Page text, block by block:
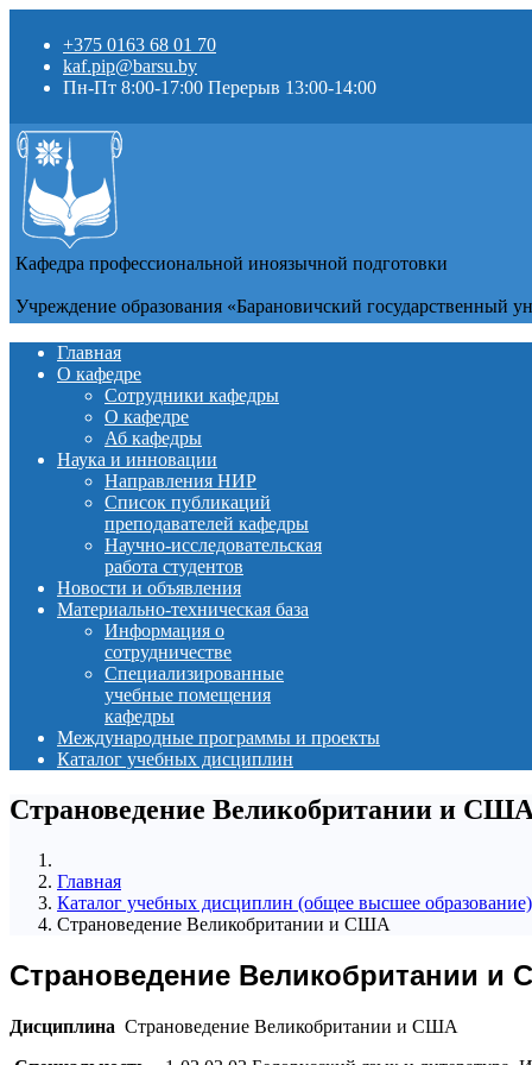
+375 0163 68 01 70
kaf.pip@barsu.by
Пн-Пт 8:00-17:00 Перерыв 13:00-14:00
Кафедра профессиональной иноязычной подготовки
Учреждение образования «Барановичский государственный
Главная
О кафедре
Сотрудники кафедры
О кафедре
Аб кафедры
Наука и инновации
Направления НИР
Список публикаций
преподавателей кафедры
Научно-исследовательская
работа студентов
Новости и объявления
Материально-техническая база
Информация о
сотрудничестве
Специализированные
учебные помещения
кафедры
Международные программы и проекты
Каталог учебных дисциплин
Страноведение Великобритании и США
Главная
Каталог учебных дисциплин (общее высшее образование)
Страноведение Великобритании и США
Страноведение Великобритании и
Дисциплина Страноведение Великобритании и США